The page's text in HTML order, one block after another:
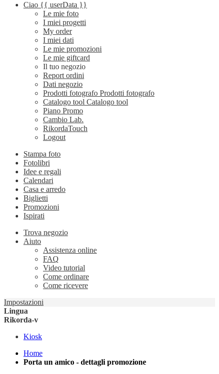
Ciao {{ userData }}
Le mie foto
I miei progetti
My order
I miei dati
Le mie promozioni
Le mie giftcard
Il tuo negozio
Report ordini
Dati negozio
Prodotti fotografo Prodotti fotografo
Catalogo tool Catalogo tool
Piano Promo
Cambio Lab.
RikordaTouch
Logout
Stampa foto
Fotolibri
Idee e regali
Calendari
Casa e arredo
Biglietti
Promozioni
Ispirati
Trova negozio
Aiuto
Assistenza online
FAQ
Video tutorial
Come ordinare
Come ricevere
Impostazioni
Lingua
Rikorda-v
Kiosk
Home
Porta un amico - dettagli promozione